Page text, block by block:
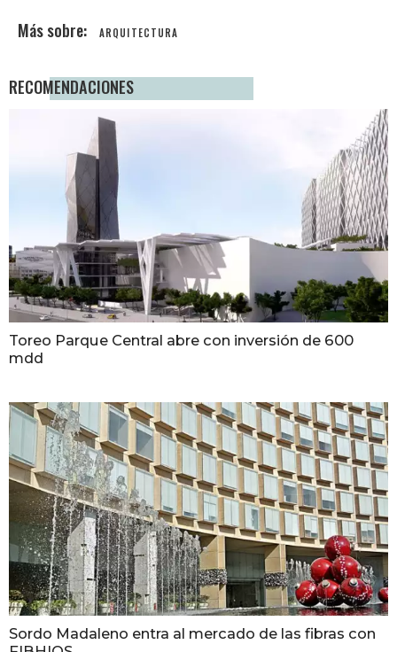
ARQUITECTURA
RECOMENDACIONES
Toreo Parque Central abre con inversión de 600
mdd
Sordo Madaleno entra al mercado de las fibras con